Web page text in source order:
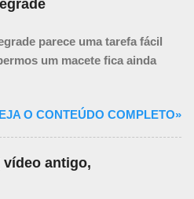
parece uma tarefa fácil
um macete fica ainda
O CONTEÚDO COMPLETO»
antigo,